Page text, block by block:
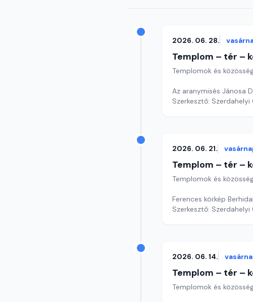
2026. 06. 28.
Templom – tér –
Templomok és
Az aranymisés Jánosa
Szerkesztő: Szerdahelyi
2026. 06. 21.
Templom – tér –
Templomok és
Ferences körkép
Szerkesztő: Szerdahelyi
2026. 06. 14.
Templom – tér –
Templomok és